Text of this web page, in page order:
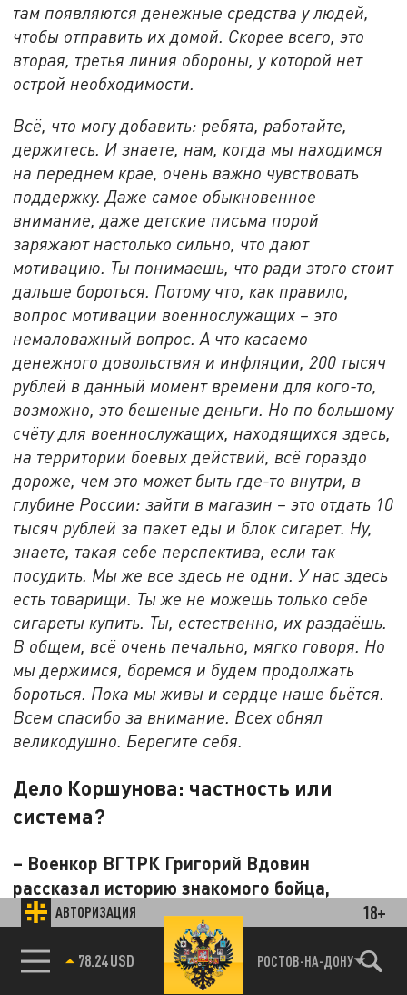
АВТОРИЗАЦИЯ 18+
78.24 USD РОСТОВ-НА-ДОНУ
там появляются денежные средства у людей,
чтобы отправить их домой. Скорее всего, это
вторая, третья линия обороны, у которой нет
острой необходимости.
Всё, что могу добавить: ребята, работайте,
держитесь. И знаете, нам, когда мы находимся
на переднем крае, очень важно чувствовать
поддержку. Даже самое обыкновенное
внимание, даже детские письма порой
заряжают настолько сильно, что дают
мотивацию. Ты понимаешь, что ради этого стоит
дальше бороться. Потому что, как правило,
вопрос мотивации военнослужащих – это
немаловажный вопрос. А что касаемо
денежного довольствия и инфляции, 200 тысяч
рублей в данный момент времени для кого-то,
возможно, это бешеные деньги. Но по большому
счёту для военнослужащих, находящихся здесь,
на территории боевых действий, всё гораздо
дороже, чем это может быть где-то внутри, в
глубине России: зайти в магазин – это отдать 10
тысяч рублей за пакет еды и блок сигарет. Ну,
знаете, такая себе перспектива, если так
посудить. Мы же все здесь не одни. У нас здесь
есть товарищи. Ты же не можешь только себе
сигареты купить. Ты, естественно, их раздаёшь.
В общем, всё очень печально, мягко говоря. Но
мы держимся, боремся и будем продолжать
бороться. Пока мы живы и сердце наше бьётся.
Всем спасибо за внимание. Всех обнял
великодушно. Берегите себя.
Дело Коршунова: частность или
система?
– Военкор ВГТРК Григорий Вдовин
рассказал историю знакомого бойца,
мобилизованного Игоря Коршунова,
которого с передовой перевели в тыл и
отправили домой в отпуск, а там уже к нему
подошёл "некий полковник" и под угрозой,